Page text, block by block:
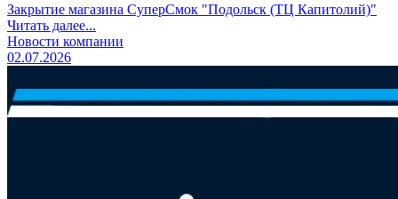
Закрытие магазина СуперСмок "Подольск (ТЦ Капитолий)"
Читать далее...
Новости компании
02.07.2026